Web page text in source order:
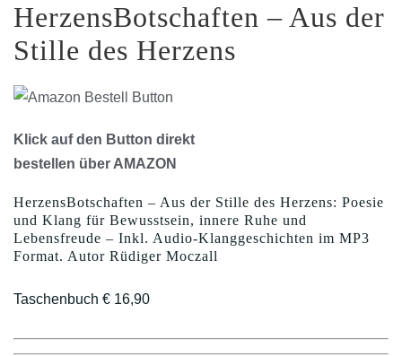
HerzensBotschaften – Aus der
Stille des Herzens
Klick auf den Button direkt
bestellen über AMAZON
HerzensBotschaften – Aus der Stille des Herzens: Poesie
und Klang für Bewusstsein, innere Ruhe und
Lebensfreude – Inkl. Audio-Klanggeschichten im MP3
Format. Autor Rüdiger Moczall
Taschenbuch € 16,90